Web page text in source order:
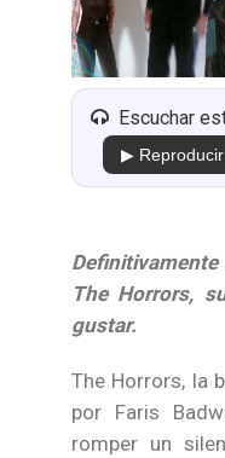
Escuchar
▶ Reproducir
The Horrors,
gustar.
The Horrors, la
por Faris
romper un